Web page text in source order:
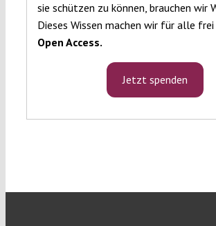
sie schützen zu können, brauchen wir
Dieses Wissen machen wir für alle frei
Open Access.
Jetzt spenden